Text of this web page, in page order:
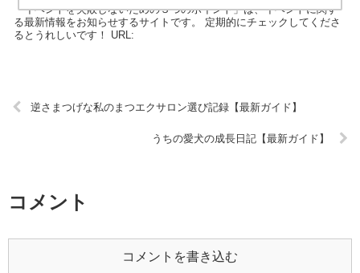
「イベントを失敗しないための３つのポイント」は、イベントに関す
る最新情報をお知らせするサイトです。 定期的にチェックしてくださ
るとうれしいです！ URL:
逆さまつげな私のまつエクサロン選び記録【最新ガイド】
うちの愛犬の成長日記【最新ガイド】
コメント
コメントを書き込む